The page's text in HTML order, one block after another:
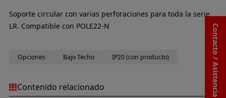
Contacto / Asistencia
Soporte circular con varias perforaciones para toda la serie
LR. Compatible con POLE22-N
Opciones Bajo Techo IP20 (con producto)
Contenido relacionado